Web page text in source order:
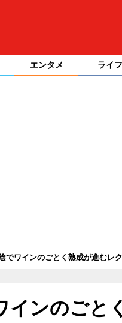
エンタメ ライフ
でワインのごとく熟成が進むレ
インのごと